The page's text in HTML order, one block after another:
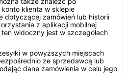
klienta w sklepie
dotyczącej zamówień lub historii
z aplikacji mobilnej
widoczny jest w szczegółach
w powyższych miejscach
ze sprzedawcą lub
dane zamówienia w celu jego